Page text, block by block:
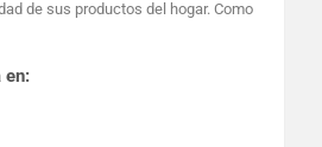
de sus productos del hogar. Como
en: